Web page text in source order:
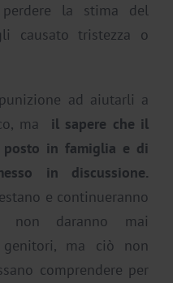
la stima del
causato tristezza o
ad aiutarli a
ma
il sapere che il
in famiglia e di
in discussione.
e continueranno
non daranno mai
ma ciò non
comprendere per